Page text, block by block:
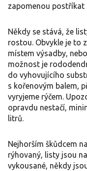
zapomenou postříkat
Někdy se stává, že
rostou. Obvykle je to
místem výsadby,
možnost je
do vyhovujícího
s kořenovým balem,
vyryjeme rýčem.
opravdu nestačí,
litrů.
Nejhorším škůdcem
rýhovaný, listy jsou
vykousané, někdy